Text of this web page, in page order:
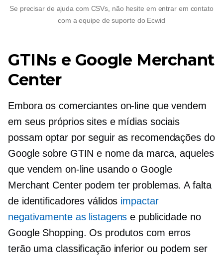
Se precisar de ajuda com CSVs, não hesite em entrar em contato
com a equipe de suporte do Ecwid
GTINs e Google Merchant
Center
Embora os comerciantes on-line que vendem
em seus próprios sites e mídias sociais
possam optar por seguir as recomendações do
Google sobre GTIN e nome da marca, aqueles
que vendem on-line usando o Google
Merchant Center podem ter problemas. A falta
de identificadores válidos impactar
negativamente as listagens e publicidade no
Google Shopping. Os produtos com erros
terão uma classificação inferior ou podem ser